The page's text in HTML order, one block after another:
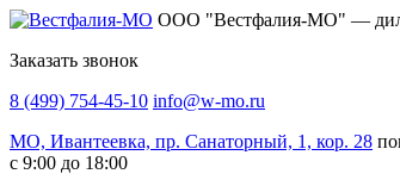
ООО "Вестфалия-МО" —
Заказать звонок
8 (499) 754-45-10 info@w-mo.ru
МО, Ивантеевка, пр. Санаторный, 1, кор. 28
с 9:00 до 18:00